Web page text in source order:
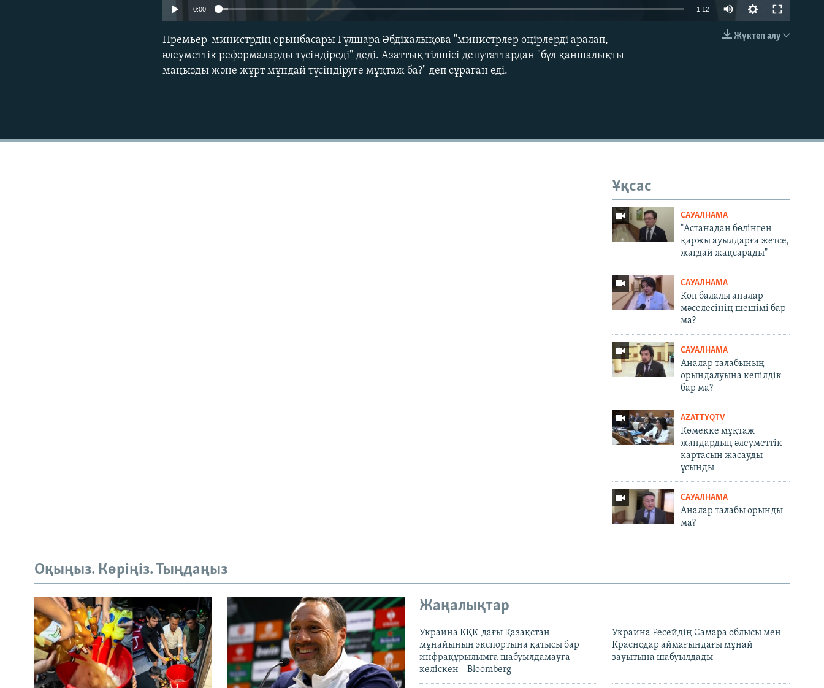
EMBED
0:00 1:12
Жүктеп алу
Премьер-министрдің орынбасары Гүлшара Әбдіхалықова "министрлер өңірлерді аралап,
әлеуметтік реформаларды түсіндіреді" деді. Азаттық тілшісі депутаттардан "бұл қаншалықты
маңызды және жұрт мұндай түсіндіруге мұқтаж ба?" деп сұраған еді.
Ұқсас
САУАЛНАМА
"Астанадан бөлінген
қаржы ауылдарға жетсе,
жағдай жақсарады"
САУАЛНАМА
Көп балалы аналар
мәселесінің шешімі бар
ма?
САУАЛНАМА
Аналар талабының
орындалуына кепілдік
бар ма?
AZATTYQTV
Көмекке мұқтаж
жандардың әлеуметтік
картасын жасауды
ұсынды
САУАЛНАМА
Аналар талабы орынды
ма?
Оқыңыз. Көріңіз. Тыңдаңыз
Жаңалықтар
Украина КҚК-дағы Қазақстан
мұнайының экспортына қатысы бар
инфрақұрылымға шабуылдамауға
келіскен – Bloomberg
Украина Ресейдің Самара облысы мен
Краснодар аймағындағы мұнай
зауытына шабуылдады